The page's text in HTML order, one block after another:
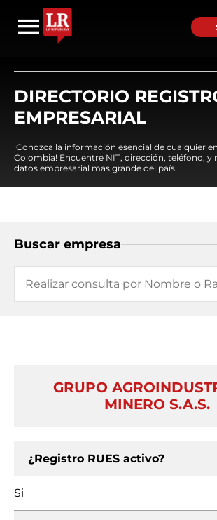
DIRECTORIO
EMPRESARIAL
¡Conozca la información esencial de cualquier
Colombia! Encuentre NIT, dirección, teléfono, y
datos empresarial mas grande del país.
Buscar empresa
GRUPO
MINERO S.A.S.
¿Registro RUES activo?
Si